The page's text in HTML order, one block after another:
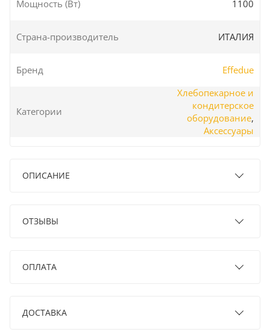
Мощность (Вт) 1100
Страна-производитель ИТАЛИЯ
Бренд Effedue
Категории
Хлебопекарное и
кондитерское
оборудование,
Аксессуары
ОПИСАНИЕ
ОТЗЫВЫ
ОПЛАТА
ДОСТАВКА